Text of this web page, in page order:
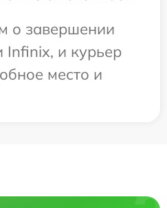
о завершении
Infinix, и курьер
место и